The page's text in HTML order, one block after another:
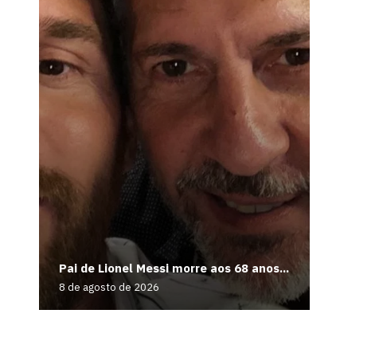
Pai de Lionel Messi morre aos 68 anos...
8 de agosto de 2026